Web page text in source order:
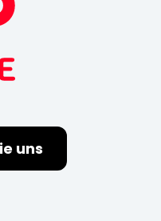
uns